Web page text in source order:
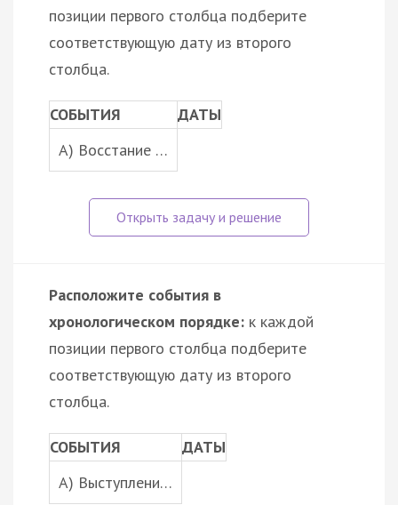
позиции первого столбца подберите
соответствующую дату из второго
столбца.
СОБЫТИЯ
ДАТЫ
A) Восстание …
Расположите события в
хронологическом порядке: к каждой
позиции первого столбца подберите
соответствующую дату из второго
столбца.
СОБЫТИЯ
ДАТЫ
A) Выступлени…